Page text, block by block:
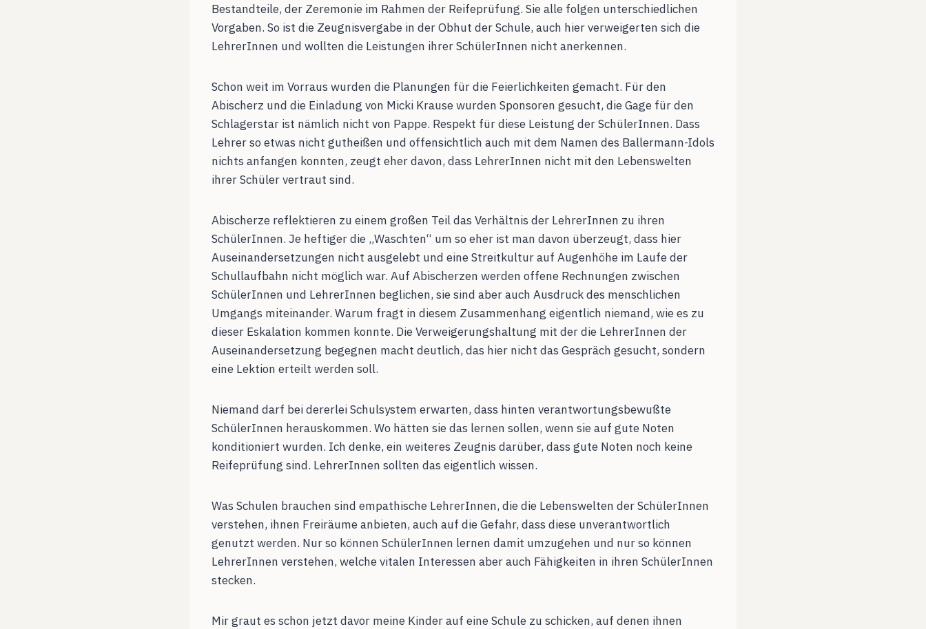
Bestandteile, der Zeremonie im Rahmen der Reifeprüfung. Sie alle folgen unterschiedlichen
Vorgaben. So ist die Zeugnisvergabe in der Obhut der Schule, auch hier verweigerten sich die
LehrerInnen und wollten die Leistungen ihrer SchülerInnen nicht anerkennen.
Schon weit im Vorraus wurden die Planungen für die Feierlichkeiten gemacht. Für den
Abischerz und die Einladung von Micki Krause wurden Sponsoren gesucht, die Gage für den
Schlagerstar ist nämlich nicht von Pappe. Respekt für diese Leistung der SchülerInnen. Dass
Lehrer so etwas nicht gutheißen und offensichtlich auch mit dem Namen des Ballermann-Idols
nichts anfangen konnten, zeugt eher davon, dass LehrerInnen nicht mit den Lebenswelten
ihrer Schüler vertraut sind.
Abischerze reflektieren zu einem großen Teil das Verhältnis der LehrerInnen zu ihren
SchülerInnen. Je heftiger die „Waschten“ um so eher ist man davon überzeugt, dass hier
Auseinandersetzungen nicht ausgelebt und eine Streitkultur auf Augenhöhe im Laufe der
Schullaufbahn nicht möglich war. Auf Abischerzen werden offene Rechnungen zwischen
SchülerInnen und LehrerInnen beglichen, sie sind aber auch Ausdruck des menschlichen
Umgangs miteinander. Warum fragt in diesem Zusammenhang eigentlich niemand, wie es zu
dieser Eskalation kommen konnte. Die Verweigerungshaltung mit der die LehrerInnen der
Auseinandersetzung begegnen macht deutlich, das hier nicht das Gespräch gesucht, sondern
eine Lektion erteilt werden soll.
Niemand darf bei dererlei Schulsystem erwarten, dass hinten verantwortungsbewußte
SchülerInnen herauskommen. Wo hätten sie das lernen sollen, wenn sie auf gute Noten
konditioniert wurden. Ich denke, ein weiteres Zeugnis darüber, dass gute Noten noch keine
Reifeprüfung sind. LehrerInnen sollten das eigentlich wissen.
Was Schulen brauchen sind empathische LehrerInnen, die die Lebenswelten der SchülerInnen
verstehen, ihnen Freiräume anbieten, auch auf die Gefahr, dass diese unverantwortlich
genutzt werden. Nur so können SchülerInnen lernen damit umzugehen und nur so können
LehrerInnen verstehen, welche vitalen Interessen aber auch Fähigkeiten in ihren SchülerInnen
stecken.
Mir graut es schon jetzt davor meine Kinder auf eine Schule zu schicken, auf denen ihnen